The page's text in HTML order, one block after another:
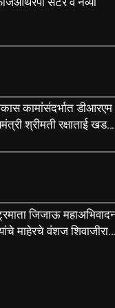
सेंटर व नव्या
कामांसंदर्भात डीआरएम
श्रीमती रक्षाताई खडसे
जिजाऊ
माहेरचे वंशज शिवाजीराजे
यात्रा